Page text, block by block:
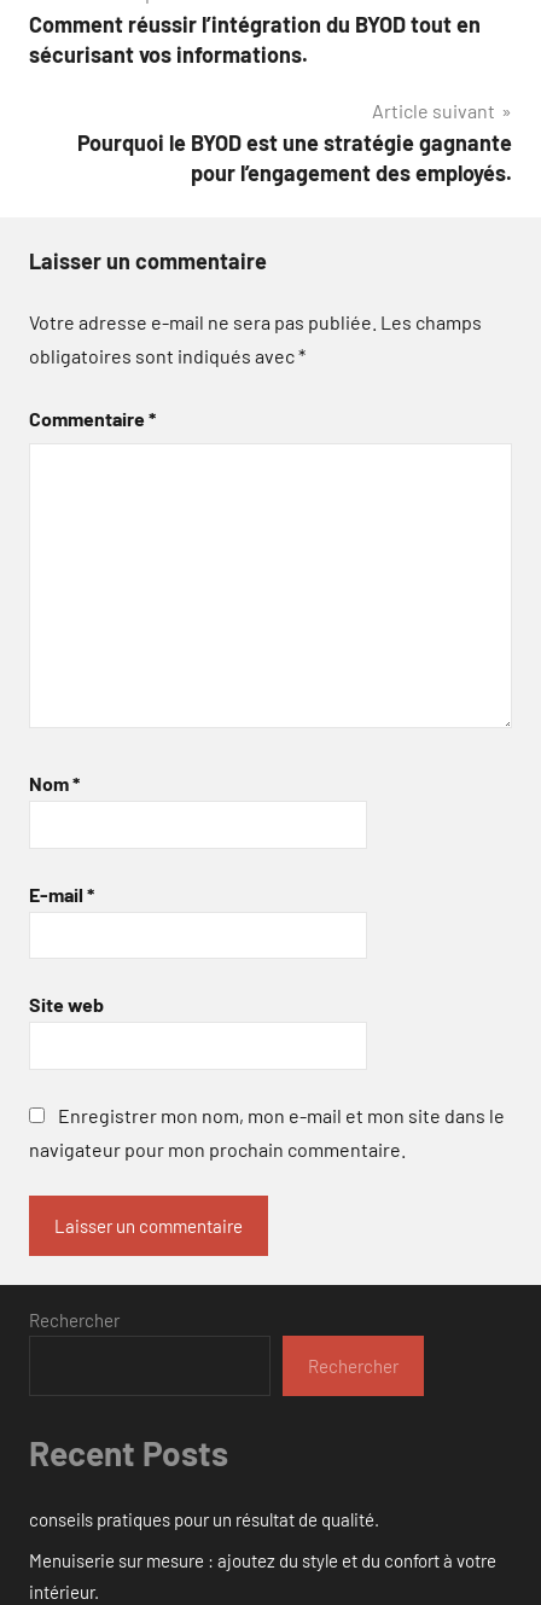
de
Comment réussir l’intégration du BYOD tout en
sécurisant vos informations.
Article suivant
Pourquoi le BYOD est une stratégie gagnante
pour l’engagement des employés.
Laisser un commentaire
Votre adresse e-mail ne sera pas publiée. Les champs
obligatoires sont indiqués avec*
Commentaire*
Nom*
E-mail *
Site web
Enregistrer mon nom, mon e-mail et mon site dans le
navigateur pour mon prochain commentaire.
Rechercher
Rechercher
Recent Posts
conseils pratiques pour un résultat de qualité.
Menuiserie sur mesure : ajoutez du style et du confort à votre
intérieur.